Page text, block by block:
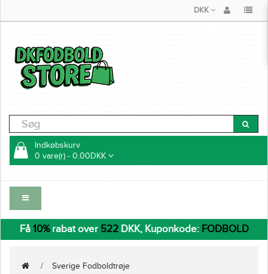
DKK
Indkøbskurv
0 vare(r) - 0.00DKK
Få 10%rabat over 522DKK, Kuponkode: FODBOLD
Sverige Fodboldtrøje